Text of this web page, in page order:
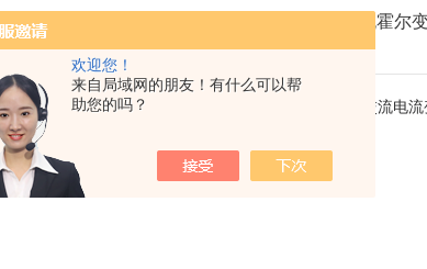
欢迎您！
来自局域网的朋友！有什么可以帮
助您的吗？